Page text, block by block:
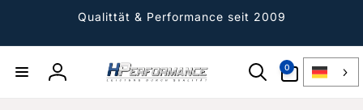
Qualittät & Performance seit 2009
Einloggen
0
Artikel